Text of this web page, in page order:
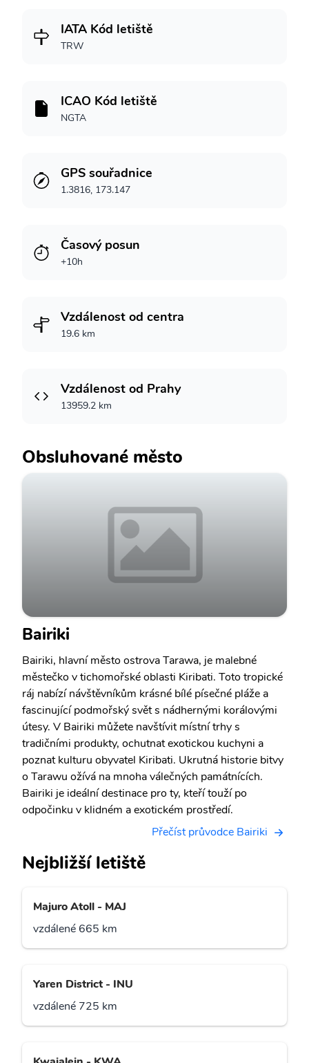
IATA Kód letiště
TRW
ICAO Kód letiště
NGTA
GPS souřadnice
1.3816, 173.147
Časový posun
+10h
Vzdálenost od centra
19.6 km
Vzdálenost od Prahy
13959.2 km
Obsluhované město
Bairiki
Bairiki, hlavní město ostrova Tarawa, je malebné
městečko v tichomořské oblasti Kiribati. Toto tropické
ráj nabízí návštěvníkům krásné bílé písečné pláže a
fascinující podmořský svět s nádhernými korálovými
útesy. V Bairiki můžete navštívit místní trhy s
tradičními produkty, ochutnat exotickou kuchyni a
poznat kulturu obyvatel Kiribati. Ukrutná historie bitvy
o Tarawu ožívá na mnoha válečných památnících.
Bairiki je ideální destinace pro ty, kteří touží po
odpočinku v klidném a exotickém prostředí.
Přečíst průvodce Bairiki
Nejbližší letiště
Majuro Atoll - MAJ
vzdálené 665 km
Yaren District - INU
vzdálené 725 km